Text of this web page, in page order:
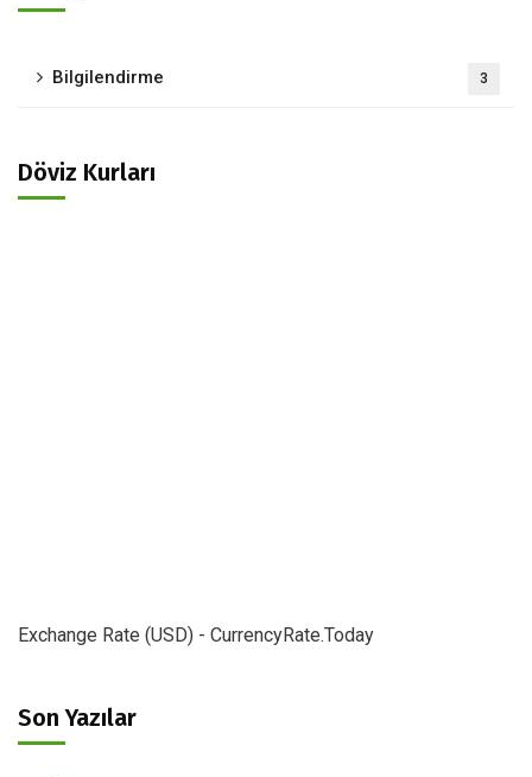
Bilgilendirme 3
Döviz Kurları
Exchange Rate (USD) - CurrencyRate.Today
Son Yazılar